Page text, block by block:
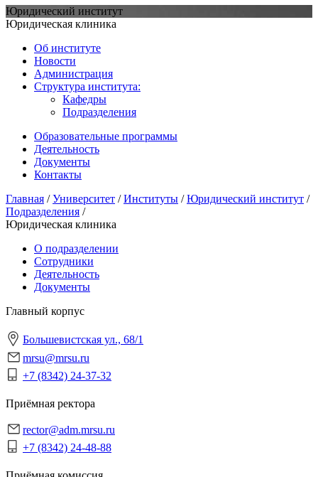
Юридический институт
Юридическая клиника
Об институте
Новости
Администрация
Структура института:
Кафедры
Подразделения
Образовательные программы
Деятельность
Документы
Контакты
Главная /Университет /Институты /Юридический институт /
Подразделения /
Юридическая клиника
О подразделении
Сотрудники
Деятельность
Документы
Главный корпус
Большевистская ул., 68/1
mrsu@mrsu.ru
+7 (8342) 24-37-32
Приёмная ректора
rector@adm.mrsu.ru
+7 (8342) 24-48-88